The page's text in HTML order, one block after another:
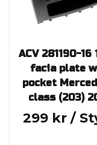
ACV 281190-16
facia plate
pocket
class (203)
299 kr /